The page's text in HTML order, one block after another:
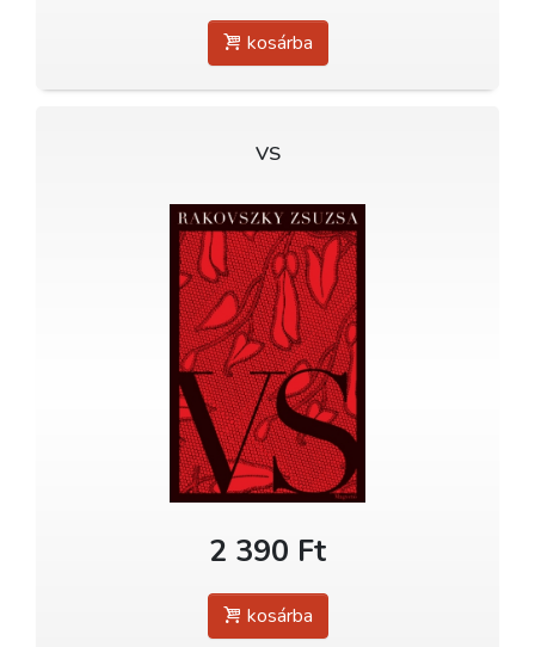
kosárba
VS
2 390 Ft
kosárba